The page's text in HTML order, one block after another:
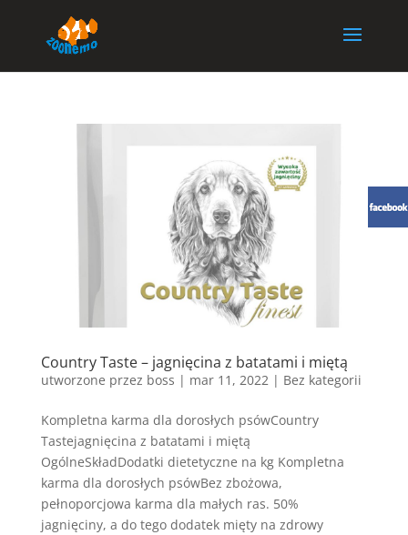
Country Taste – jagnięcina z batatami i miętą
utworzone przez boss | mar 11, 2022| Bez kategorii
Kompletna karma dla dorosłych psówCountry
Tastejagnięcina z batatami i miętą
OgólneSkładDodatki dietetyczne na kg Kompletna
karma dla dorosłych psówBez zbożowa,
pełnoporcjowa karma dla małych ras. 50%
jagnięciny, a do tego dodatek mięty na zdrowy